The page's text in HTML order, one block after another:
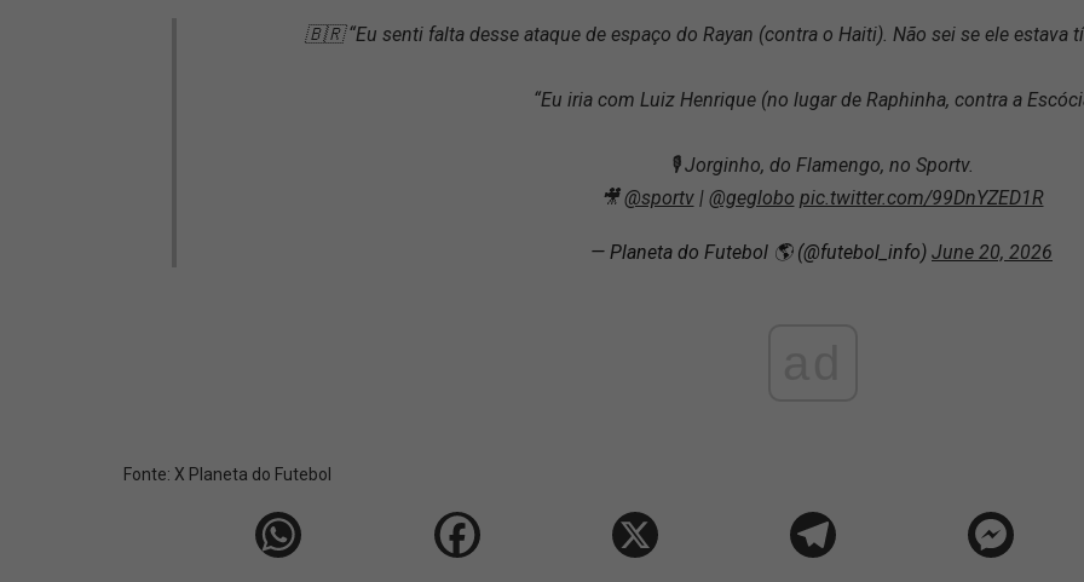
🇧🇷 “Eu senti falta desse ataque de espaço do Rayan (contra o Haiti). Não sei se ele estava
“Eu iria com Luiz Henrique (no lugar de Raphinha, contra a
🎙️ Jorginho, do Flamengo, no Sportv.
🎥@sportv| @geglobo pic.twitter.com/99DnYZED1R
— Planeta do Futebol 🌎 (@futebol_info) June 20, 2026
Fonte: X Planeta do Futebol